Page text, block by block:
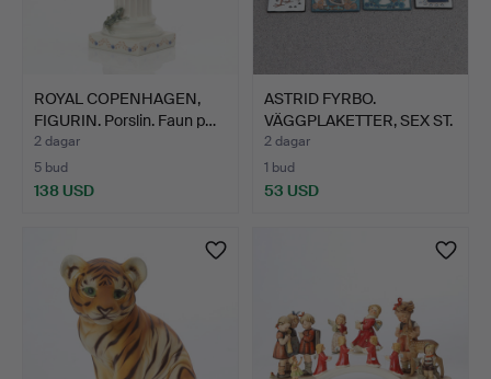
ROYAL COPENHAGEN,
FIGURIN. Porslin. Faun p…
2 dagar
5 bud
138 USD
ASTRID FYRBO.
VÄGGPLAKETTER, SEX ST.
Glase…
2 dagar
1 bud
53 USD